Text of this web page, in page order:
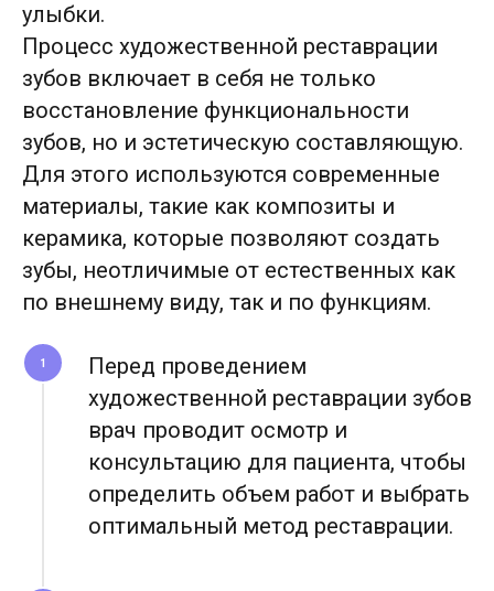
улыбки.
Процесс художественной реставрации
зубов включает в себя не только
восстановление функциональности
зубов, но и эстетическую составляющую.
Для этого используются современные
материалы, такие как композиты и
керамика, которые позволяют создать
зубы, неотличимые от естественных как
по внешнему виду, так и по функциям.
1
Перед проведением
художественной реставрации зубов
врач проводит осмотр и
консультацию для пациента, чтобы
определить объем работ и выбрать
оптимальный метод реставрации.